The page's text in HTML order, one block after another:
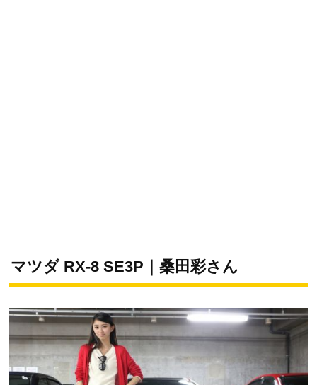
マツダ RX-8 SE3P｜桑田彩さん